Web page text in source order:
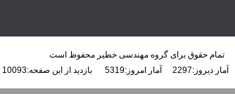
تمام حقوق برای گروه مهندسی خطیر محفوظ است
آمار دیروز:2297 آمار امروز:5319 بازدید از این صفحه:10093